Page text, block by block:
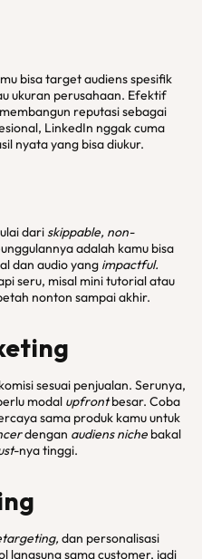
bisa target audiens spesifik
ukuran perusahaan. Efektif
reputasi sebagai
LinkedIn nggak cuma
nyata yang bisa diukur.
dari skippable, non-
adalah kamu bisa
dan audio yang impactful.
seru, misal mini tutorial atau
nonton sampai akhir.
sesuai penjualan. Serunya,
modal upfrontbesar. Coba
sama produk kamu untuk
dengan audiens niche bakal
-nya tinggi.
dan personalisasi
langsung sama customer, jadi